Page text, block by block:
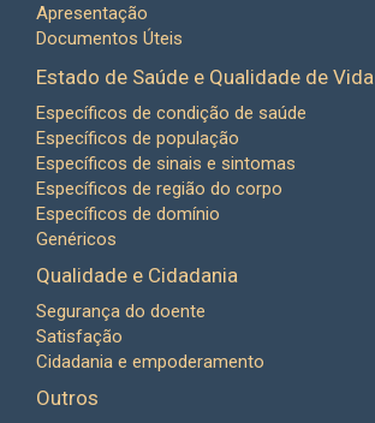
Apresentação
Documentos Úteis
Estado de Saúde e Qualidade de Vida
Específicos de condição de saúde
Específicos de população
Específicos de sinais e sintomas
Específicos de região do corpo
Específicos de domínio
Genéricos
Qualidade e Cidadania
Segurança do doente
Satisfação
Cidadania e empoderamento
Outros